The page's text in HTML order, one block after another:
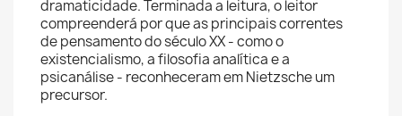
dramaticidade. Terminada a leitura, o leitor
compreenderá por que as principais correntes
de pensamento do século XX - como o
existencialismo, a filosofia analítica e a
psicanálise - reconheceram em Nietzsche um
precursor.